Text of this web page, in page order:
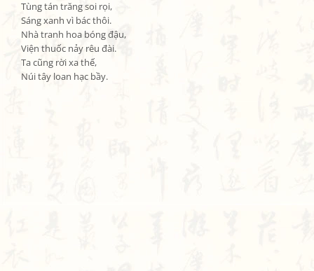
Tùng tán trăng soi rọi,
Sáng xanh vì bác thôi.
Nhà tranh hoa bóng đậu,
Viện thuốc nảy rêu đài.
Ta cũng rời xa thế,
Núi tây loan hạc bầy.